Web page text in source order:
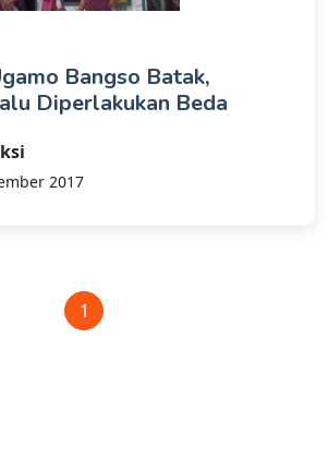
Bangso Batak,
Diperlakukan Beda
2017
1